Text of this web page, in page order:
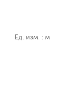
Ед. изм. : м